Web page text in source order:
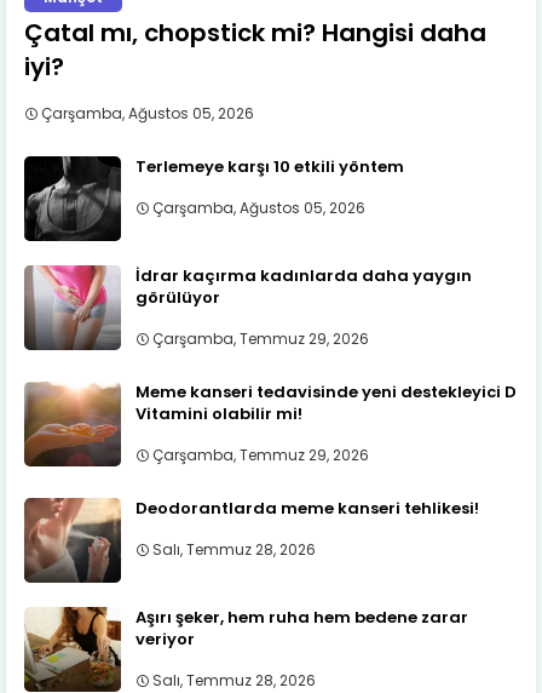
Çatal mı, chopstick mi? Hangisi daha
iyi?
Çarşamba, Ağustos 05, 2026
Terlemeye karşı 10 etkili yöntem
Çarşamba, Ağustos 05, 2026
İdrar kaçırma kadınlarda daha yaygın
görülüyor
Çarşamba, Temmuz 29, 2026
Meme kanseri tedavisinde yeni destekleyici D
Vitamini olabilir mi!
Çarşamba, Temmuz 29, 2026
Deodorantlarda meme kanseri tehlikesi!
Salı, Temmuz 28, 2026
Aşırı şeker, hem ruha hem bedene zarar
veriyor
Salı, Temmuz 28, 2026